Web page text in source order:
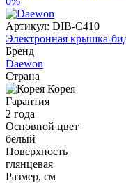
Артикул: DIB-C410
Электронная крышка-
Бренд
Daewon
Страна
Корея
Гарантия
2 года
Основной цвет
белый
Поверхность
глянцевая
Размер, см